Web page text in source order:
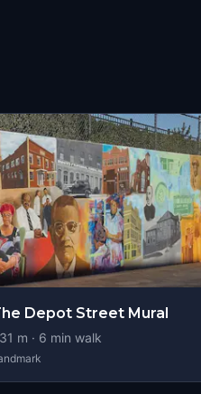
Depot Street Mural
m · 6 min walk